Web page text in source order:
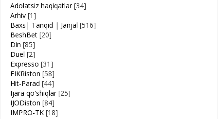
Adolatsiz haqiqatlar [34]
Arhiv [1]
Baxs| Tanqid | Janjal [516]
BeshBet [20]
Din [85]
Duel [2]
Expresso [31]
FIKRiston [58]
Hit-Parad [44]
Ijara qo'shiqlar [25]
IJODiston [84]
IMPRO-TK [18]